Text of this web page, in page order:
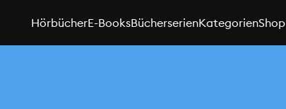
HörbücherE-BooksBücherserienKategorienShop